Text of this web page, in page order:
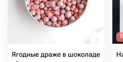
Ягодные драже в шоколаде